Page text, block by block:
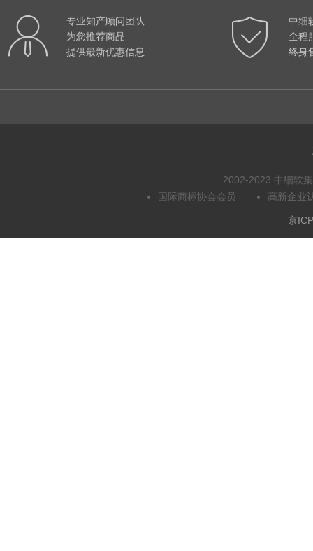
专业知产顾问团队
为您推荐商品
提供最新优惠信息
中细
全程
终身
2002-2023 中细软
国际商标协会会员
高新企业
京